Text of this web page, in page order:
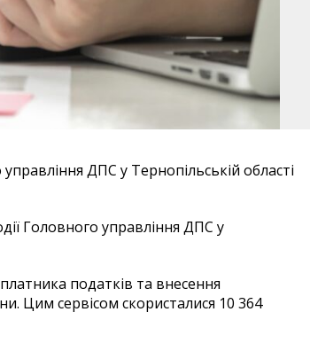
ДПС у Тернопільській області
Головного управління ДПС у
податків та внесення
Цим сервісом скористалися 10 364